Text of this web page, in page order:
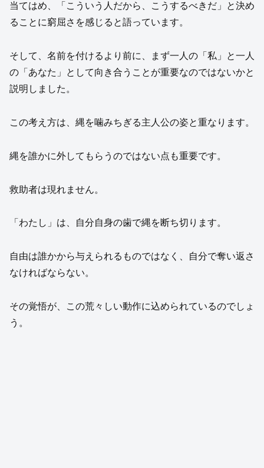
当てはめ、「こういう人だから、こうするべきだ」と決め
ることに窮屈さを感じると語っています。
そして、名前を付けるより前に、まず一人の「私」と一人
の「あなた」として向き合うことが重要なのではないかと
説明しました。
この考え方は、縄を噛みちぎる主人公の姿と重なります。
縄を誰かに外してもらうのではない点も重要です。
救助者は現れません。
「わたし」は、自分自身の歯で縄を断ち切ります。
自由は誰かから与えられるものではなく、自分で奪い返さ
なければならない。
その覚悟が、この荒々しい動作に込められているのでしょ
う。